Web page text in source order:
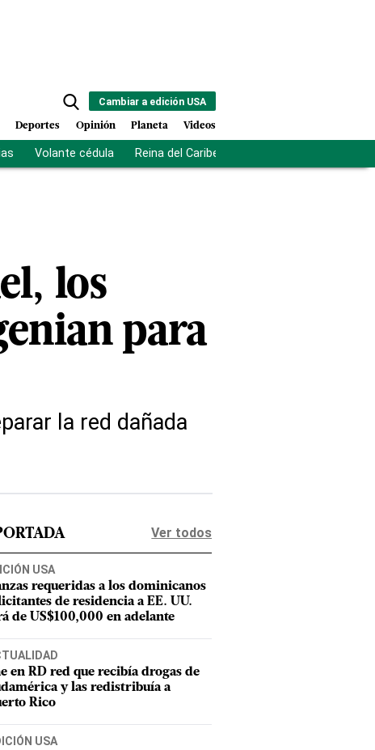
Cambiar a edición USA
Deportes Opinión Planeta Videos
Volante cédula Reina del Caribe
los
para
la red dañada
Ver todos
USA
requeridas a los dominicanos
de residencia a EE. UU.
de US$100,000 en adelante
en RD red que recibía drogas de
y las redistribuía a
Rico
USA